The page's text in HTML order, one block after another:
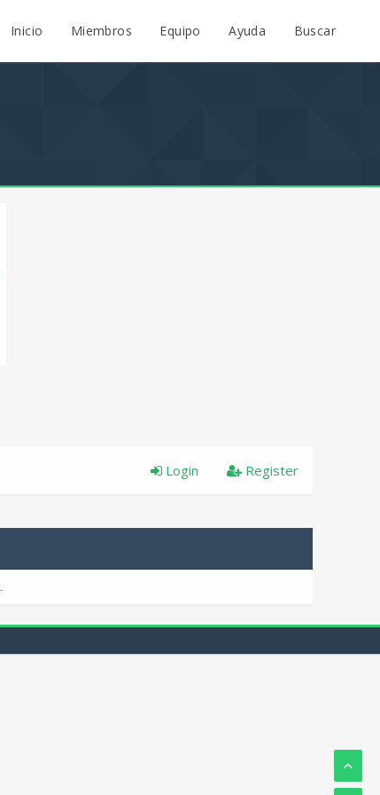
Inicio Miembros Equipo Ayuda Buscar
Register
Login